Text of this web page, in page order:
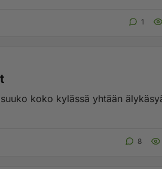
1
koko kylässä yhtään
8